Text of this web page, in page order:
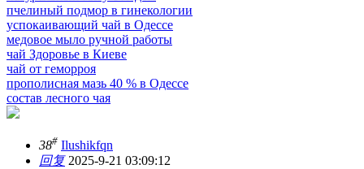
пчелиный подмор в гинекологии
успокаивающий чай в Одессе
медовое мыло ручной работы
чай Здоровье в Киеве
чай от геморроя
прополисная мазь 40 % в Одессе
состав лесного чая
38# Ilushikfqn
回复2025-9-21 03:09:12